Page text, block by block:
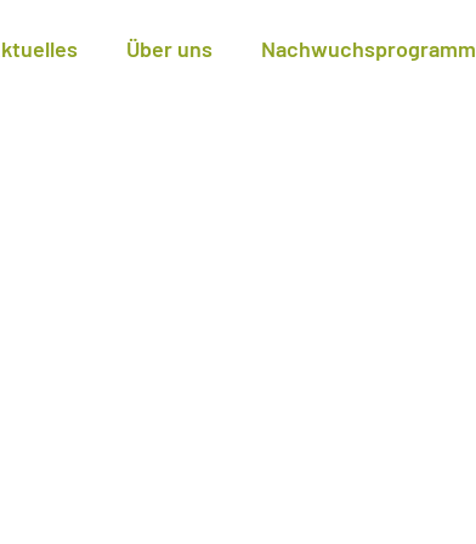
Über uns Nachwuchsprogramm